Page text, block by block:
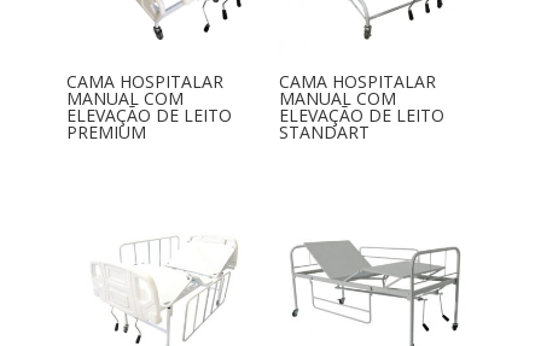
CAMA HOSPITALAR
MANUAL COM
ELEVAÇÃO DE LEITO
PREMIUM
CAMA HOSPITALAR
MANUAL COM
ELEVAÇÃO DE LEITO
STANDART